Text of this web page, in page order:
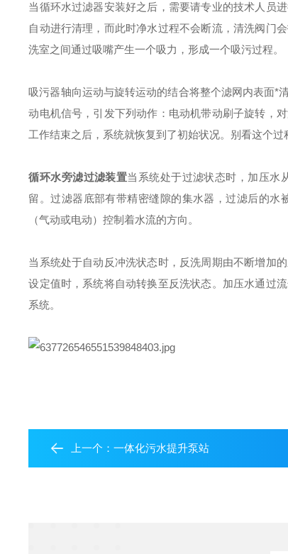
当循环水过滤器安装好之后，需要请专业的技术人员
自动进行清理，而此时净水过程不会断流，清洗阀门
洗室之间通过吸嘴产生一个吸力，形成一个吸污过程。
吸污器轴向运动与旋转运动的结合将整个滤网内表面*
动电机信号，引发下列动作：电动机带动刷子旋转，
工作结束之后，系统就恢复到了初始状况。别看这个
循环水旁滤过滤装置当系统处于过滤状态时，加压水
留。过滤器底部有带精密缝隙的集水器，过滤后的
（气动或电动）控制着水流的方向。
当系统处于自动反冲洗状态时，反洗周期由不断增加
设定值时，系统将自动转换至反洗状态。加压水通过
系统。
上一个：一体化污水提升泵站